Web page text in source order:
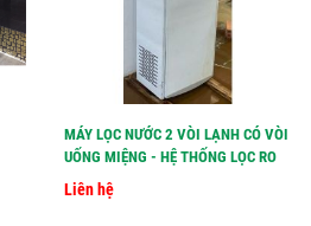
MÁY LỌC NƯỚC 2 VÒI LẠNH CÓ VÒI
UỐNG MIỆNG - HỆ THỐNG LỌC RO
Liên hệ